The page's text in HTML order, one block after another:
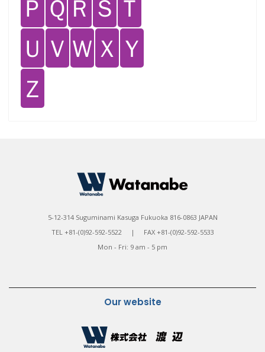
Ｐ Ｑ Ｒ Ｓ Ｔ
Ｕ Ｖ Ｗ Ｘ Ｙ
Ｚ
5-12-314 Suguminami Kasuga Fukuoka 816-0863 JAPAN
TEL +81-(0)92-592-5522 | FAX +81-(0)92-592-5533
Mon - Fri: 9 am - 5 pm
Our website